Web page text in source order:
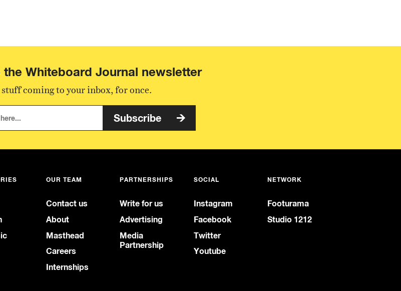
Whiteboard Journal newsletter
stuff coming to your inbox, for once.
Subscribe
OUR TEAM
Contact us
About
Masthead
Careers
Internships
PARTNERSHIPS
Write for us
Advertising
Media
Partnership
SOCIAL
Instagram
Facebook
Twitter
Youtube
NETWORK
Footurama
Studio 1212